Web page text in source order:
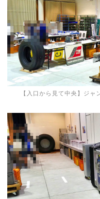
【入口から見て中央】ジャ